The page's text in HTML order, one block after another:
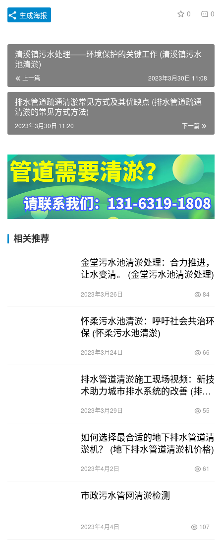
0 0
生成海报
清溪镇污水处理——环境保护的关键工作 (清溪镇污水
池清淤)
上一篇 2023年3月30日 11:08
排水管道疏通清淤常见方式及其优缺点 (排水管道疏通
清淤的常见方式方法)
下一篇
2023年3月30日 11:20
相关推荐
金堂污水池清淤处理：合力推进，
让水变清。 (金堂污水池清淤处理)
2023年3月26日 84
怀柔污水池清淤：呼吁社会共治环
保 (怀柔污水池清淤)
2023年3月24日 66
排水管道清淤施工现场视频：新技
术助力城市排水系统的改善 (排水
2023年3月29日 55
如何选择最合适的地下排水管道清
淤机？ (地下排水管道清淤机价格)
2023年4月2日 61
市政污水管网清淤检测
2023年4月4日 107